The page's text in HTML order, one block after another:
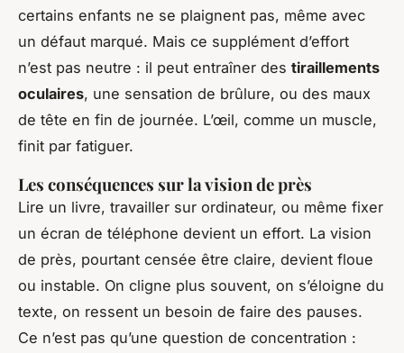
certains enfants ne se plaignent pas, même avec
un défaut marqué. Mais ce supplément d’effort
n’est pas neutre : il peut entraîner des tiraillements
oculaires, une sensation de brûlure, ou des maux
de tête en fin de journée. L’œil, comme un muscle,
finit par fatiguer.
Les conséquences sur la vision de près
Lire un livre, travailler sur ordinateur, ou même fixer
un écran de téléphone devient un effort. La vision
de près, pourtant censée être claire, devient floue
ou instable. On cligne plus souvent, on s’éloigne du
texte, on ressent un besoin de faire des pauses.
Ce n’est pas qu’une question de concentration :